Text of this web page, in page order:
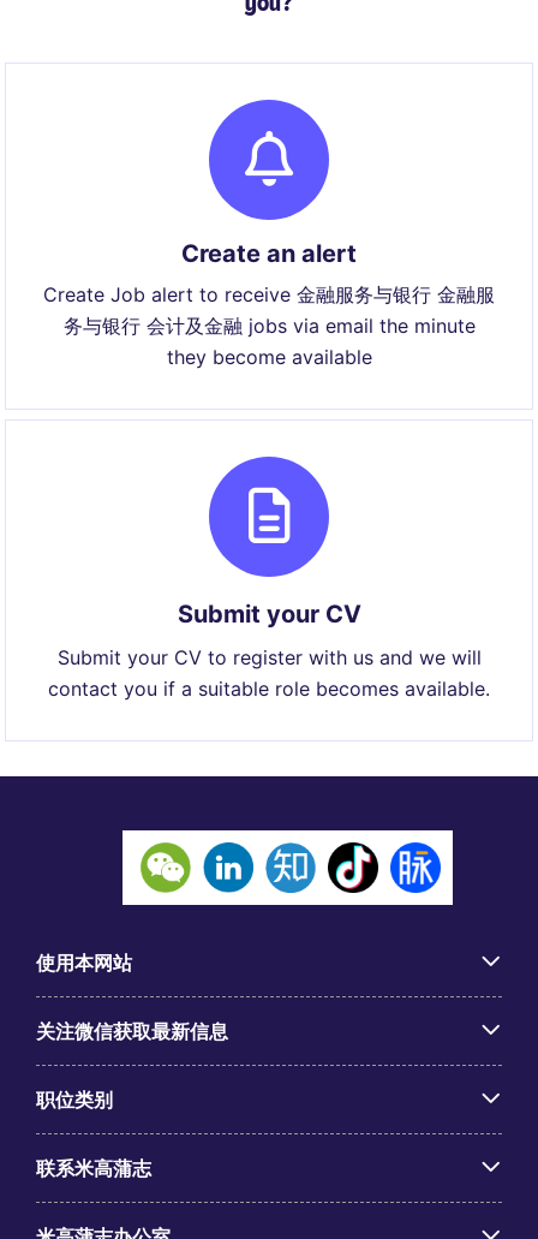
Create an alert
Create Job alert to receive 金融服务与银行 金融服
务与银行 会计及金融 jobs via email the minute
they become available
Submit your CV
Submit your CV to register with us and we will
contact you if a suitable role becomes available.
使用本网站
关注微信获取最新信息
职位类别
联系米高蒲志